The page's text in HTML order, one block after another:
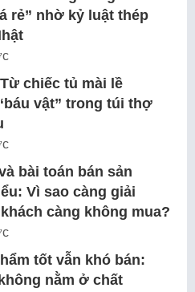
rẻ” nhờ kỷ luật thép
chiếc tủ mài lề
vật” trong túi thợ
bài toán bán sản
Vì sao càng giải
càng không mua?
tốt vẫn khó bán:
nằm ở chất